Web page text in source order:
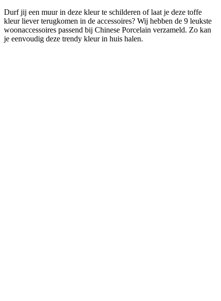
Durf jij een muur in deze kleur te schilderen of laat je deze toffe
kleur liever terugkomen in de accessoires? Wij hebben de 9 leukste
woonaccessoires passend bij Chinese Porcelain verzameld. Zo kan
je eenvoudig deze trendy kleur in huis halen.